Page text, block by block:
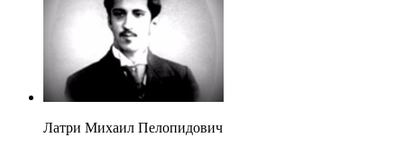
Латри Михаил Пелопидович